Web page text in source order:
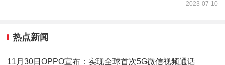
2023-07-10
热点新闻
11月30日OPPO宣布：实现全球首次5G微信视频通话